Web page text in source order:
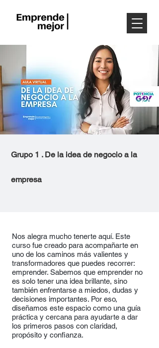
Grupo 1 . De la idea de negocio a la
empresa
Nos alegra mucho tenerte aquí. Este
curso fue creado para acompañarte en
uno de los caminos más valientes y
transformadores que puedes recorrer:
emprender. Sabemos que emprender no
es solo tener una idea brillante, sino
también enfrentarse a miedos, dudas y
decisiones importantes. Por eso,
diseñamos este espacio como una guía
práctica y cercana para ayudarte a dar
los primeros pasos con claridad,
propósito y confianza.